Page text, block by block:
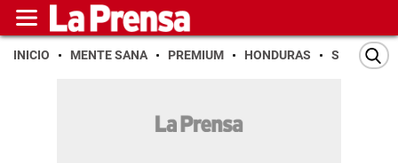
INICIO MENTE SANA PREMIUM HONDURAS SAN PEDRO